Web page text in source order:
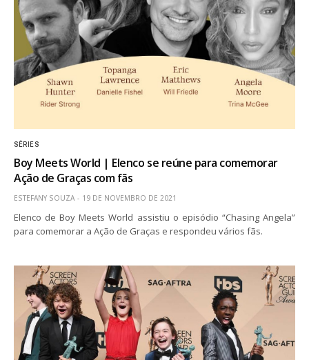
SÉRIES
Boy Meets World | Elenco se reúne para comemorar
Ação de Graças com fãs
ESTEFANY SOUZA 19 DE NOVEMBRO DE 2021
Elenco de Boy Meets World assistiu o episódio “Chasing Angela”
para comemorar a Ação de Graças e respondeu vários fãs.